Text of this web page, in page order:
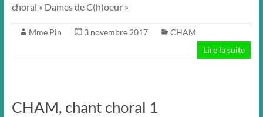
choral « Dames de C(h)oeur »
Mme Pin 3 novembre 2017
CHAM
Lire la suite
CHAM, chant choral 1